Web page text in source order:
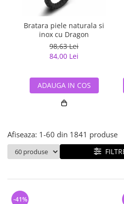
semipretioase
Bijuterii argint placat cu aur
Bijuterii argint cu diverse
Bijuterii de Lux
Bijuterii gotice si rock
Bijuterii Handmade
Bijuterii fantezie
Bijuterii tungsten
Solutii si lavete de curatare
bijuterii argint
Bratara piele naturala si
inox cu Dragon
98,63 Lei
84,00 Lei
ADAUGA IN COS
Afiseaza: 1-60 din 1841 produse
-41%